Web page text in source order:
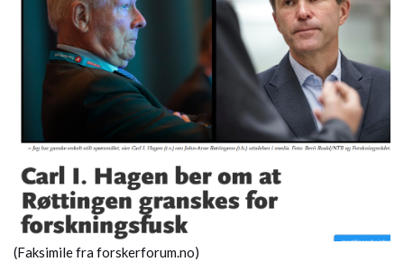
(Faksimile fra forskerforum.no)